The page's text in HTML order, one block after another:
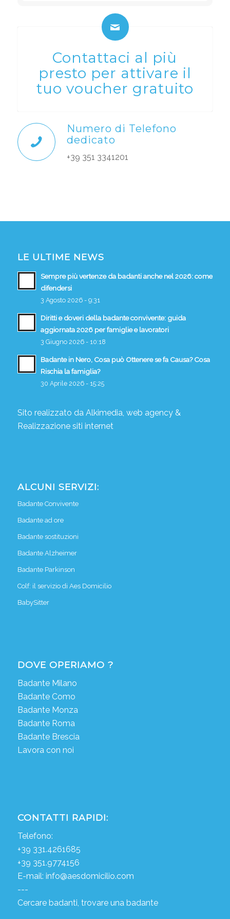
Contattaci al più
presto per attivare il
tuo voucher gratuito
Numero di Telefono
dedicato
+39 351 3341201
LE ULTIME NEWS
Sempre più vertenze da badanti anche nel 2026: come
difendersi
3 Agosto 2026 - 9:31
Diritti e doveri della badante convivente: guida
aggiornata 2026 per famiglie e lavoratori
3 Giugno 2026 - 10:18
Badante in Nero, Cosa può Ottenere se fa Causa? Cosa
Rischia la famiglia?
30 Aprile 2026 - 15:25
Sito realizzato da Alkimedia, web agency&
Realizzazione siti internet
ALCUNI SERVIZI:
Badante Convivente
Badante ad ore
Badante sostituzioni
Badante Alzheimer
Badante Parkinson
Colf: il servizio di Aes Domicilio
BabySitter
DOVE OPERIAMO ?
Badante Milano
Badante Como
Badante Monza
Badante Roma
Badante Brescia
Lavora con noi
CONTATTI RAPIDI:
Telefono:
+39 331.4261685
+39 351.9774156
E-mail: info@aesdomicilio.com
---
Cercare badanti, trovare una badante